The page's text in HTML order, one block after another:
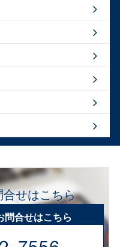
せはこちら
問合せはこちら